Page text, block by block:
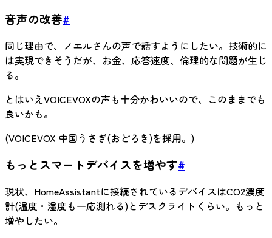
音声の改善#
同じ理由で、ノエルさんの声で話すようにしたい。技術的に
は実現できそうだが、お金、応答速度、倫理的な問題が生じ
る。
とはいえVOICEVOXの声も十分かわいいので、このままでも
良いかも。
(VOICEVOX 中国うさぎ(おどろき)を採用。)
もっとスマートデバイスを増やす#
現状、HomeAssistantに接続されているデバイスはCO2濃度
計(温度・湿度も一応測れる)とデスクライトくらい。もっと
増やしたい。